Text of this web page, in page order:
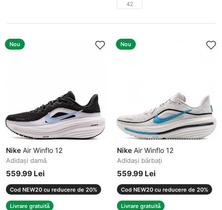
42
Nou
Nike Air Winflo 12
Adidași damă
559.99 Lei
Cod NEW20 cu reducere de 20%
Livrare gratuită
Nou
Nike Air Winflo 12
Adidași bărbați
559.99 Lei
Cod NEW20 cu reducere de 20%
Livrare gratuită